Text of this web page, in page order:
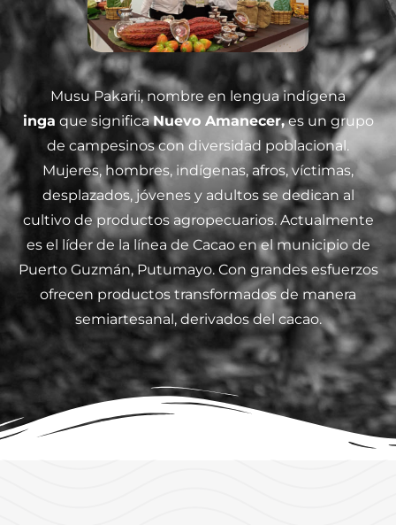
Musu Pakarii, nombre en lengua indígena
inga que significaNuevo Amanecer,es un grupo
de campesinos con diversidad poblacional.
Mujeres, hombres, indígenas, afros, víctimas,
desplazados, jóvenes y adultos se dedican al
cultivo de productos agropecuarios. Actualmente
es el líder de la línea de Cacao en el municipio de
Puerto Guzmán, Putumayo. Con grandes esfuerzos
ofrecen productos transformados de manera
semiartesanal, derivados del cacao.